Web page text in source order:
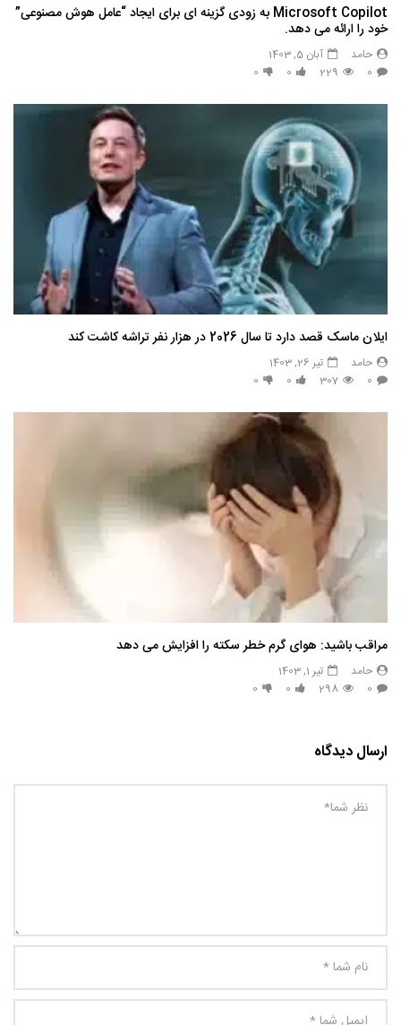
Microsoft Copilot به زودی گزینه ای برای ایجاد “عامل هوش مصنوعی”
خود را ارائه می دهد.
حامد
آبان 5, 1403
0
229
0
0
ایلان ماسک قصد دارد تا سال 2026 در هزار نفر تراشه کاشت کند
حامد
تیر 26, 1403
0
307
0
0
مراقب باشید: هوای گرم خطر سکته را افزایش می دهد
حامد
تیر 1, 1403
0
298
0
0
ارسال دیدگاه